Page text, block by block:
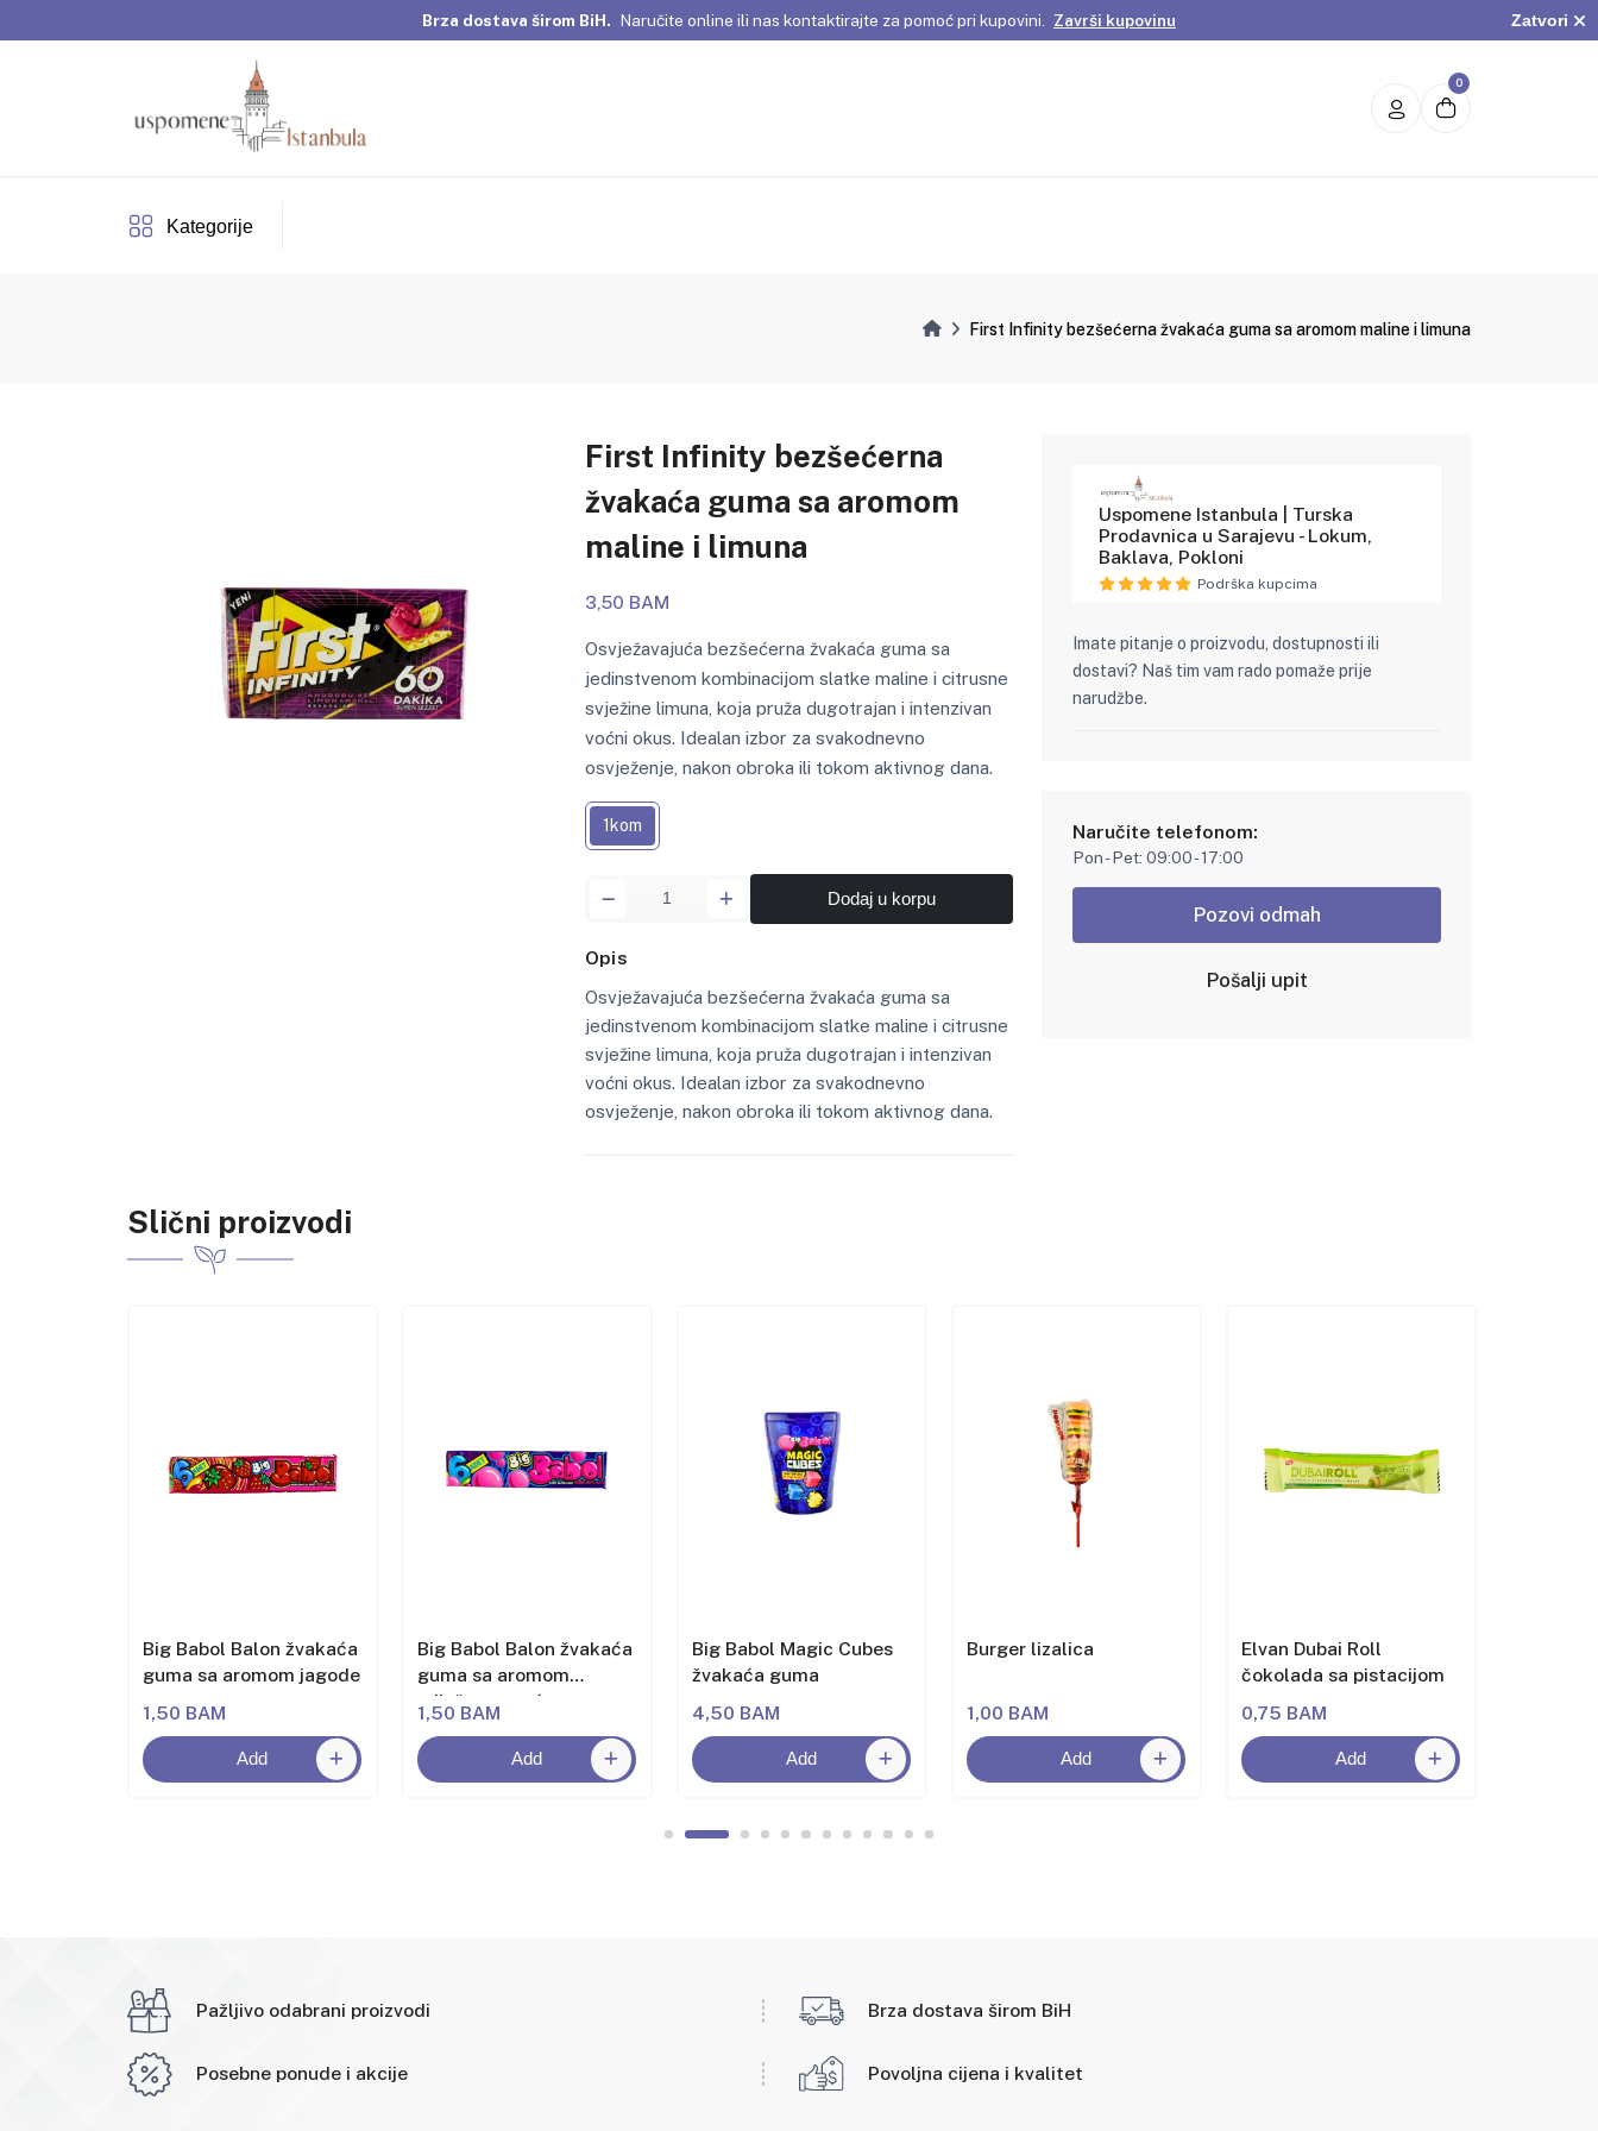
Brza dostava širom BiH. Naručite online ili nas kontaktirajte za pomoć pri kupovini.
Završi kupovinu
Dobrodošli u Uspomene Istanbula! Pažljivo odabrani proizvodi i posebne ponude za vas. Pogledaj ponudu
Zatvori
0
Kategorije
First Infinity bezšećerna žvakaća guma sa aromom maline i limuna
First Infinity bezšećerna
žvakaća guma sa aromom
maline i limuna
3,50 BAM
Osvježavajuća bezšećerna žvakaća guma sa
jedinstvenom kombinacijom slatke maline i citrusne
svježine limuna, koja pruža dugotrajan i intenzivan
voćni okus. Idealan izbor za svakodnevno
osvježenje, nakon obroka ili tokom aktivnog dana.
1kom
Dodaj u korpu
Opis
Osvježavajuća bezšećerna žvakaća guma sa
jedinstvenom kombinacijom slatke maline i citrusne
svježine limuna, koja pruža dugotrajan i intenzivan
voćni okus. Idealan izbor za svakodnevno
osvježenje, nakon obroka ili tokom aktivnog dana.
Uspomene Istanbula | Turska
Prodavnica u Sarajevu - Lokum,
Baklava, Pokloni
Podrška kupcima
Imate pitanje o proizvodu, dostupnosti ili
dostavi? Naš tim vam rado pomaže prije
narudžbe.
Naručite telefonom:
Pon - Pet: 09:00 - 17:00
Pozovi odmah
Pošalji upit
Slični proizvodi
Big Babol Balon žvakaća
guma sa aromom jagode
1,50 BAM
Add
Big Babol Balon žvakaća
guma sa aromom
miješanog voća
1,50 BAM
Add
Big Babol Magic Cubes
žvakaća guma
4,50 BAM
Add
Burger lizalica
1,00 BAM
Add
Elvan Dubai Roll
čokolada sa pistacijom
0,75 BAM
Add
Pažljivo odabrani proizvodi Brza dostava širom BiH
Posebne ponude i akcije Povoljna cijena i kvalitet